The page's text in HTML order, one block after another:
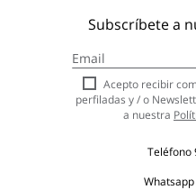
Subscríbete a
a
nuestro
boletín
de
Acepto recibir
perfiladas y / o
a nuestra
Teléfono
Whatsapp